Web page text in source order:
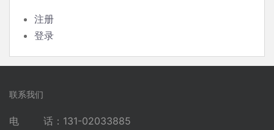
注册
登录
联系我们
电 话：131-02033885